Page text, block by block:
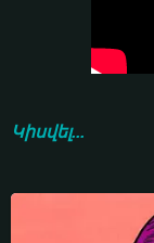
Կիսվել...